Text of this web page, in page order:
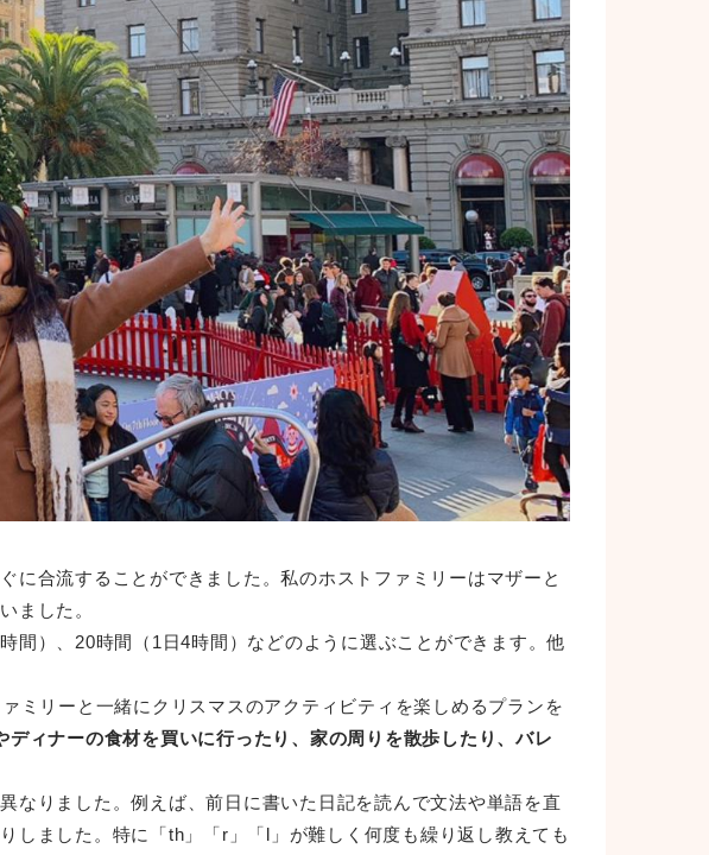
合流することができました。私のホストファミリーはマザーと
ました。
間）、20時間（1日4時間）などのように選ぶことができます。他
ミリーと一緒にクリスマスのアクティビティを楽しめるプランを
ィナーの食材を買いに行ったり、家の周りを散歩したり、バレ
なりました。例えば、前日に書いた日記を読んで文法や単語を直
しました。特に「th」「r」「l」が難しく何度も繰り返し教えても